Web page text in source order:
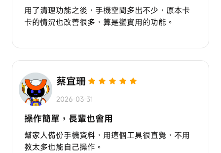
用了清理功能之後，手機空間多出不少，原本卡
卡的情況也改善很多，算是蠻實用的功能。
蔡宜珊
2026-03-31
操作簡單，長輩也會用
幫家人備份手機資料，用這個工具很直覺，不用
教太多也能自己操作。